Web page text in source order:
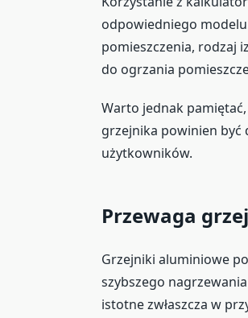
odpowiedniego
pomieszczenia, rodzaj
do ogrzania
Warto jednak
grzejnika powinien
użytkowników.
Przewaga
Grzejniki aluminiowe
szybszego
istotne zwłaszcza w